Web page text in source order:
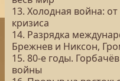
13. Холодная война:
кризиса
14. Разрядка
Брежнев и Никсон,
15. 80-е годы.
войны